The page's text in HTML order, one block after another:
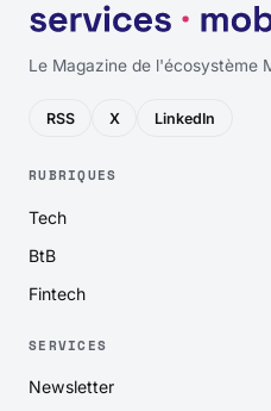
Le Magazine de l'écosystème
RSS X LinkedIn
RUBRIQUES
Tech
BtB
Fintech
SERVICES
Newsletter